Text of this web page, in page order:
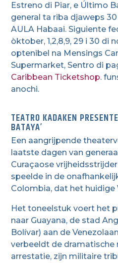
Estreno di Piar, e Último
general ta riba djaweps
AULA Habaai. Siguiente
òktober, 1,2,8,9, 29 i 30 di
optenibel na Mensings
Supermarket, Sentro di
Caribbean Ticketshop.
anochi.
TEATRO KADAKEN
BATAYA’
Een aangrijpende
laatste dagen van
Curaçaose
speelde in de
Colombia, dat het huidige
Het toneelstuk voert het
naar Guayana, de stad
Bolívar) aan de
verbeeldt de dramatische
arrestatie, zijn militaire